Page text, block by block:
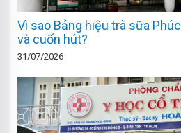
Vì sao Bảng hiệu trà sữa
và cuốn hút?
31/07/2026